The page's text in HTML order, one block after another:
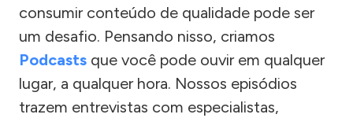
consumir conteúdo de qualidade pode ser
um desafio. Pensando nisso, criamos
Podcasts que você pode ouvir em qualquer
lugar, a qualquer hora. Nossos episódios
trazem entrevistas com especialistas,